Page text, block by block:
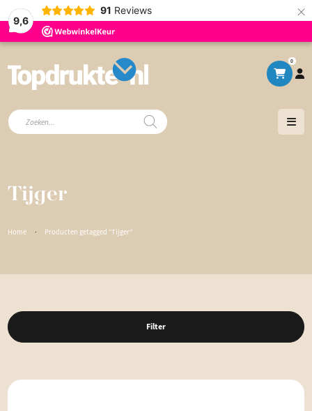
9,6
91 Reviews ×
0
Producten
zoeken
Tijger
Home · Producten getagged “Tijger”
Filter